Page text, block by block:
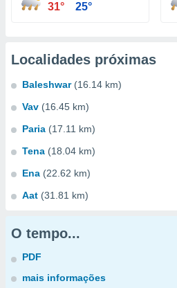
31° 25°
Localidades próximas
Baleshwar (16.14 km)
Vav (16.45 km)
Paria (17.11 km)
Tena (18.04 km)
Ena (22.62 km)
Aat (31.81 km)
O tempo...
PDF
mais informações